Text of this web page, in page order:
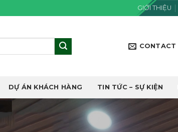
GIỚI THIỆU
CONTACT
DỰ ÁN KHÁCH HÀNG TIN TỨC – SỰ KIỆN